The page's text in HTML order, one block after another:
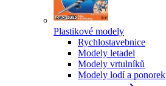
Plastikové modely
Rychlostavebnice
Modely letadel
Modely vrtulníků
Modely lodí a ponorek